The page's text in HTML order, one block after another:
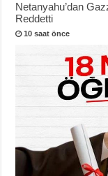
Netanyahu’dan
Reddetti
10 saat önce